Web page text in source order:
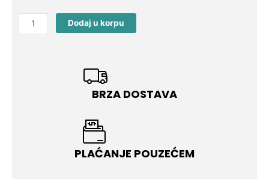
VGR
V-
Dodaj u korpu
BRZA DOSTAVA
PLAĆANJE POUZEĆEM